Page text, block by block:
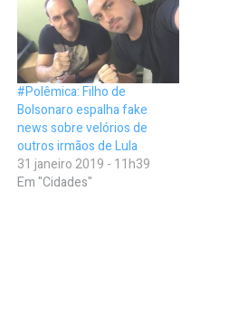
#Polêmica: Filho de
Bolsonaro espalha fake
news sobre velórios de
outros irmãos de Lula
31 janeiro 2019 - 11h39
Em "Cidades"